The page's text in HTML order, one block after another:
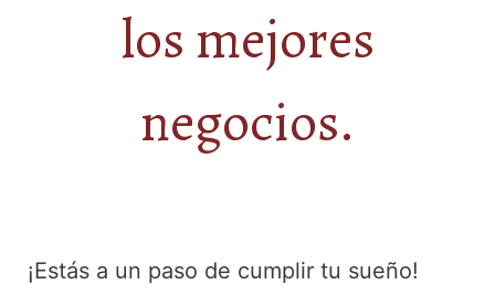
los mejores
negocios.
¡Estás a un paso de cumplir tu sueño!